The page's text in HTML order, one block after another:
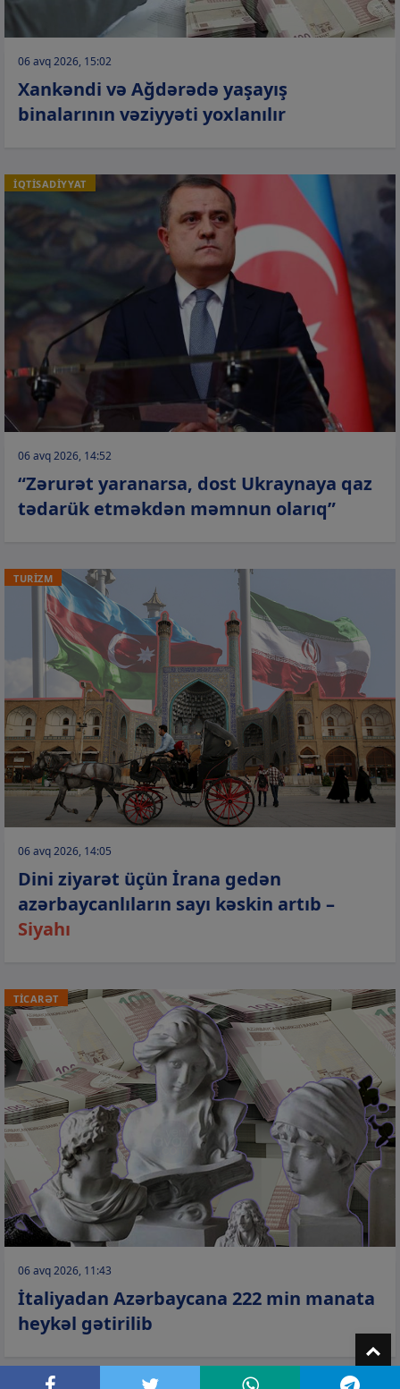
06 avq 2026, 15:02
Xankəndi və Ağdərədə yaşayış
binalarının vəziyyəti yoxlanılır
İQTİSADİYYAT
06 avq 2026, 14:52
“Zərurət yaranarsa, dost Ukraynaya qaz
tədarük etməkdən məmnun olarıq”
TURİZM
06 avq 2026, 14:05
Dini ziyarət üçün İrana gedən
azərbaycanlıların sayı kəskin artıb –
Siyahı
TİCARƏT
06 avq 2026, 11:43
İtaliyadan Azərbaycana 222 min manata
heykəl gətirilib